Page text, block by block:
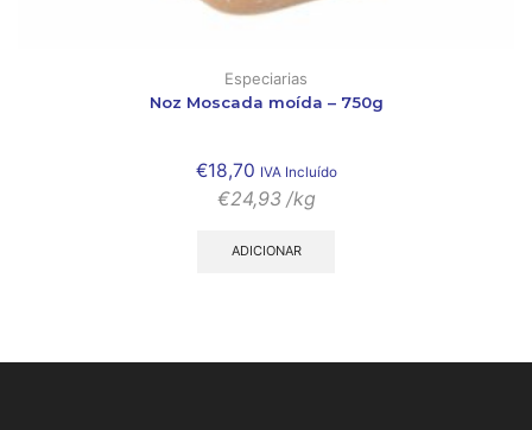
Especiarias
Noz Moscada moída – 750g
€18,70 IVA Incluído
€24,93 /kg
ADICIONAR